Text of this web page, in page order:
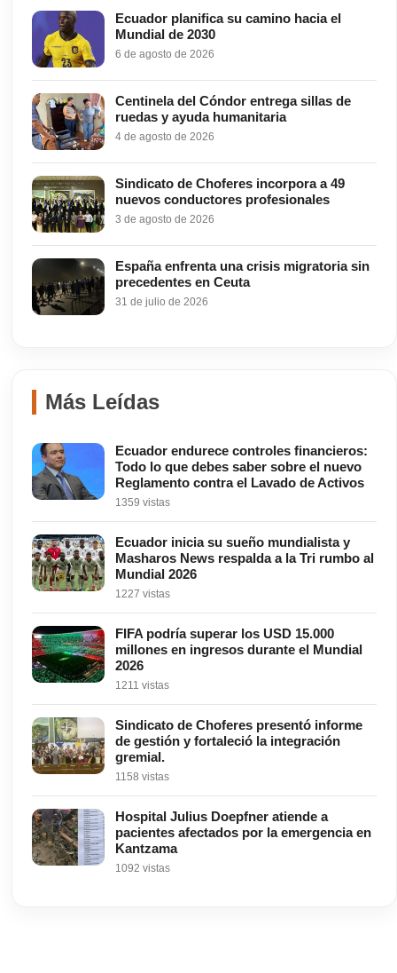
Ecuador planifica su camino hacia el
Mundial de 2030
6 de agosto de 2026
Centinela del Cóndor entrega sillas de
ruedas y ayuda humanitaria
4 de agosto de 2026
Sindicato de Choferes incorpora a 49
nuevos conductores profesionales
3 de agosto de 2026
España enfrenta una crisis migratoria sin
precedentes en Ceuta
31 de julio de 2026
Más Leídas
Ecuador endurece controles financieros:
Todo lo que debes saber sobre el nuevo
Reglamento contra el Lavado de Activos
1359 vistas
Ecuador inicia su sueño mundialista y
Masharos News respalda a la Tri rumbo al
Mundial 2026
1227 vistas
FIFA podría superar los USD 15.000
millones en ingresos durante el Mundial
2026
1211 vistas
Sindicato de Choferes presentó informe
de gestión y fortaleció la integración
gremial.
1158 vistas
Hospital Julius Doepfner atiende a
pacientes afectados por la emergencia en
Kantzama
1092 vistas